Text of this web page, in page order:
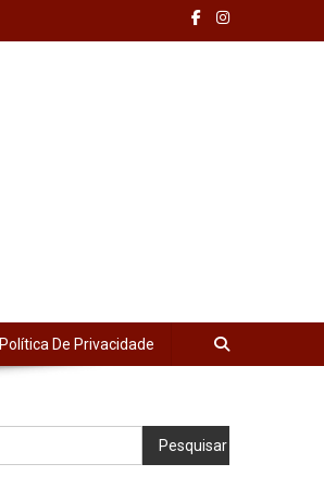
Política De Privacidade
Pesquisar